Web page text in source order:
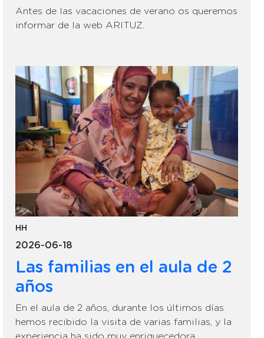
Antes de las vacaciones de verano os queremos
informar de la web ARITUZ.
HH
2026-06-18
Las familias en el aula de 2
años
En el aula de 2 años, durante los últimos días
hemos recibido la visita de varias familias, y la